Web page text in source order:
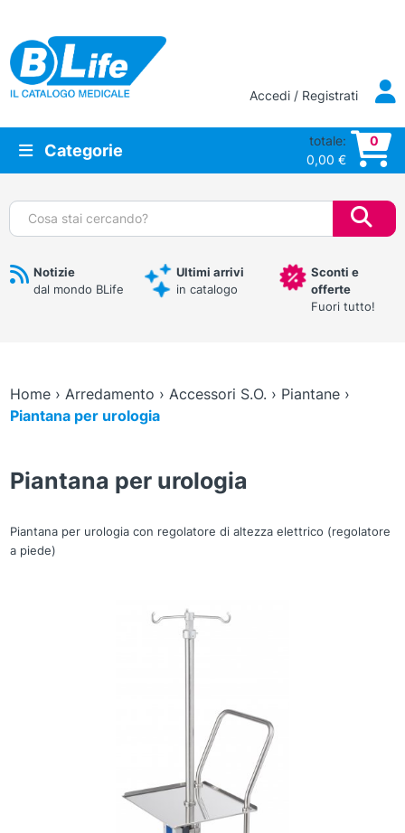
Vai al contenuto principale
Accedi / Registrati
Categorie
totale:
0,00 €
0
Cerca:
Notizie
dal mondo BLife
Ultimi arrivi
in catalogo
Sconti e
offerte
Fuori tutto!
Home› Arredamento › Accessori S.O. › Piantane›
Piantana per urologia
Piantana per urologia
Piantana per urologia con regolatore di altezza elettrico (regolatore
a piede)